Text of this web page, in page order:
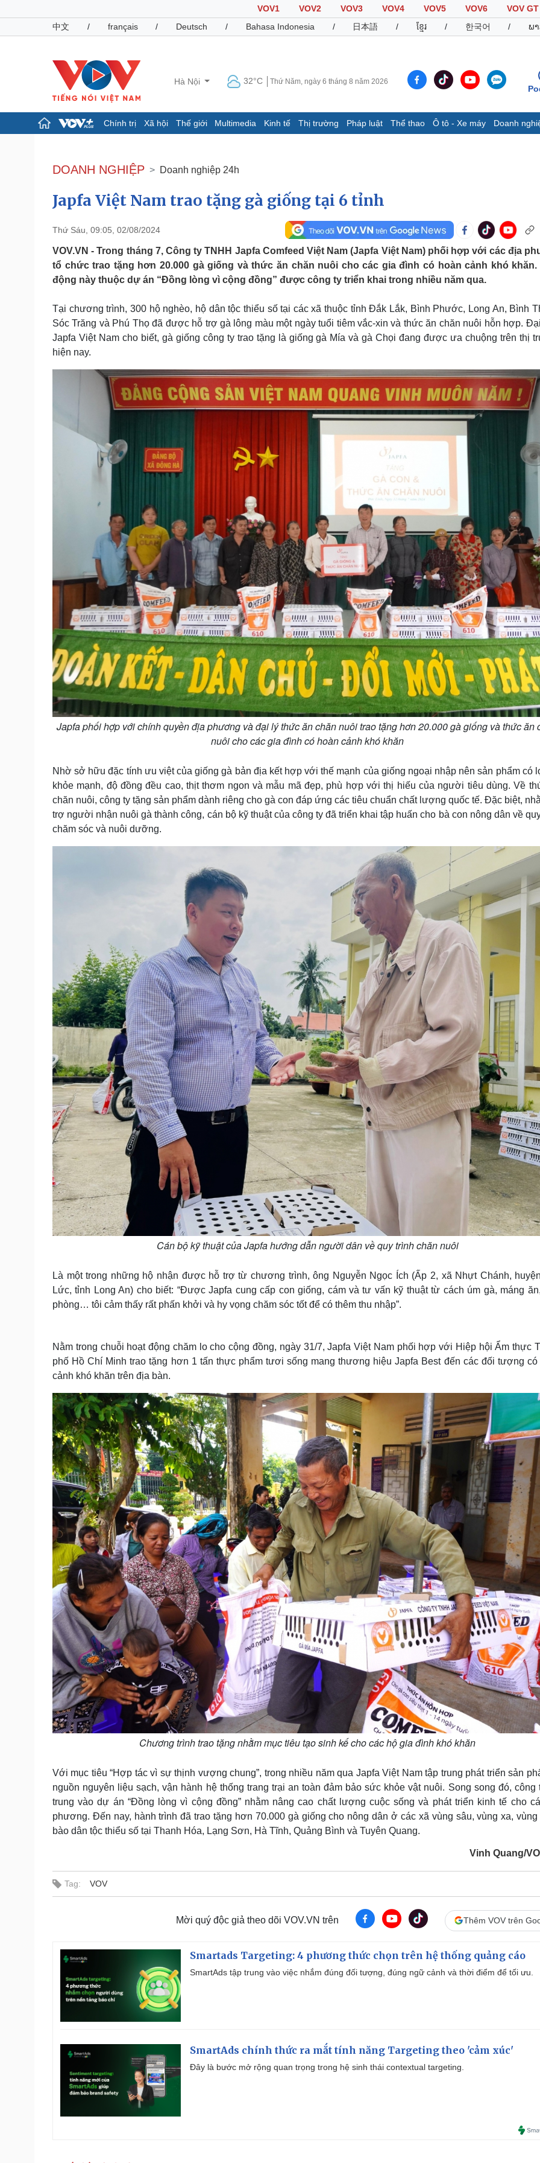
VOV1 VOV2 VOV3 VOV4 VOV5 VOV6
VOV GT
中文
/ français / Deutsch / Bahasa Indonesia / 日本語 / ខ្មែរ / 한국어 / ພ
Hà Nội 32°C Thứ Năm, ngày 6 tháng 8 năm 2026
Chính trị Xã hội Thế giới Multimedia Kinh tế Thị trường Pháp luật Thể thao Ô tô - Xe máy Doanh
Đảng
Tổ chức nhân sự
Nhận diện sự thật
Tin 24h
Dự báo thời tiết
Dấu ấn VOV
Pháp luật
Vụ án
Tin nóng
Quân sự - Quốc phòng
Vũ khí
Việt Nam
Thể thao
Bóng đá
Lịch thi đấu bóng đá
eSports
Hậu trường
Ô tô - Xe máy
Ô tô
Xe máy
Sức khỏe
Dinh dưỡng - món ngon
Sản phụ khoa
Phòng mạch online
Ăn sạch sống khỏe
Đời sống
Tình yêu - Gia đình
Văn hóa
Âm nhạc
Di sản
Giải trí
Sao Việt
DOANH NGHIỆP Doanh nghiệp 24h
Japfa Việt Nam trao tặng gà giống tại 6 tỉnh
Thứ Sáu, 09:05, 02/08/2024
VOV.VN - Trong tháng 7, Công ty TNHH Japfa Comfeed Việt Nam (Japfa Việt Nam) phối hợp với các địa
tổ chức trao tặng hơn 20.000 gà giống và thức ăn chăn nuôi cho các gia đình có hoàn cảnh khó khăn.
động này thuộc dự án “Đồng lòng vì cộng đồng” được công ty triển khai trong nhiều năm qua.
Tại chương trình, 300 hộ nghèo, hộ dân tộc thiểu số tại các xã thuộc tỉnh Đắk Lắk, Bình Phước, Long An, Bình
Sóc Trăng và Phú Thọ đã được hỗ trợ gà lông màu một ngày tuổi tiêm vắc-xin và thức ăn chăn nuôi hỗn hợp.
Japfa Việt Nam cho biết, gà giống công ty trao tặng là giống gà Mía và gà Chọi đang được ưa chuộng trên thị
hiện nay.
Japfa phối hợp với chính quyền địa phương và đại lý thức ăn chăn nuôi trao tặng hơn 20.000 gà giống và thức ăn
nuôi cho các gia đình có hoàn cảnh khó khăn
Nhờ sở hữu đặc tính ưu việt của giống gà bản địa kết hợp với thế mạnh của giống ngoại nhập nên sản phẩm có
khỏe mạnh, độ đồng đều cao, thịt thơm ngon và mẫu mã đẹp, phù hợp với thị hiếu của người tiêu dùng. Về
chăn nuôi, công ty tặng sản phẩm dành riêng cho gà con đáp ứng các tiêu chuẩn chất lượng quốc tế. Đặc biệt,
trợ người nhận nuôi gà thành công, cán bộ kỹ thuật của công ty đã triển khai tập huấn cho bà con nông dân về
chăm sóc và nuôi dưỡng.
Cán bộ kỹ thuật của Japfa hướng dẫn người dân về quy trình chăn nuôi
Là một trong những hộ nhận được hỗ trợ từ chương trình, ông Nguyễn Ngọc Ích (Ấp 2, xã Nhựt Chánh,
Lức, tỉnh Long An) cho biết: “Được Japfa cung cấp con giống, cám và tư vấn kỹ thuật từ cách úm gà, máng
phòng… tôi cảm thấy rất phấn khởi và hy vọng chăm sóc tốt để có thêm thu nhập”.
Nằm trong chuỗi hoạt động chăm lo cho cộng đồng, ngày 31/7, Japfa Việt Nam phối hợp với Hiệp hội Ẩm thực
phố Hồ Chí Minh trao tặng hơn 1 tấn thực phẩm tươi sống mang thương hiệu Japfa Best đến các đối tượng có
cảnh khó khăn trên địa bàn.
Chương trình trao tặng nhằm mục tiêu tạo sinh kế cho các hộ gia đình khó khăn
Với mục tiêu “Hợp tác vì sự thịnh vượng chung”, trong nhiều năm qua Japfa Việt Nam tập trung phát triển sản
nguồn nguyên liệu sạch, vận hành hệ thống trang trại an toàn đảm bảo sức khỏe vật nuôi. Song song đó, công
trung vào dự án “Đồng lòng vì cộng đồng” nhằm nâng cao chất lượng cuộc sống và phát triển kinh tế cho
phương. Đến nay, hành trình đã trao tặng hơn 70.000 gà giống cho nông dân ở các xã vùng sâu, vùng xa, vùng
bào dân tộc thiểu số tại Thanh Hóa, Lạng Sơn, Hà Tĩnh, Quảng Bình và Tuyên Quang.
Vinh Quang/
Tag: VOV
Mời quý độc giả theo dõi VOV.VN trên Thêm VOV trên
Smartads Targeting: 4 phương thức chọn trên hệ thống quảng cáo
SmartAds tập trung vào việc nhắm đúng đối tượng, đúng ngữ cảnh và thời điểm để tối ưu.
SmartAds chính thức ra mắt tính năng Targeting theo 'cảm xúc'
Đây là bước mở rộng quan trọng trong hệ sinh thái contextual targeting.